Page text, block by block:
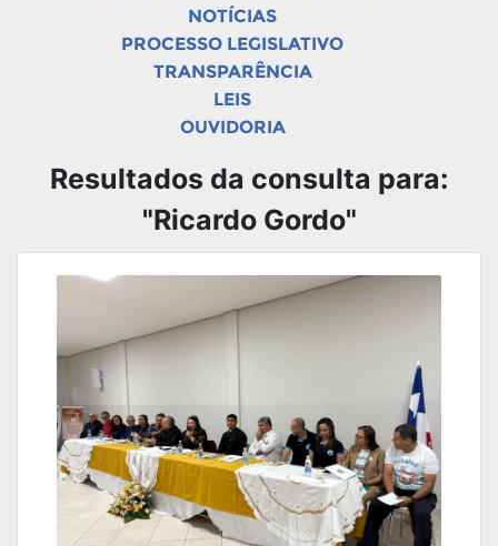
NOTÍCIAS
PROCESSO LEGISLATIVO
TRANSPARÊNCIA
LEIS
OUVIDORIA
Resultados da consulta para:
"Ricardo Gordo"